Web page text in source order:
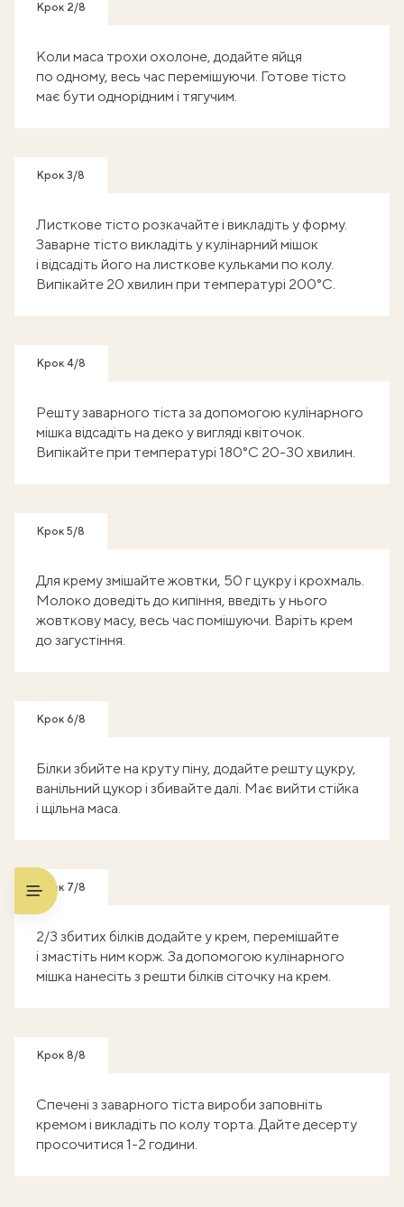
Крок 2/8
Коли маса трохи охолоне, додайте яйця
по одному, весь час перемішуючи. Готове тісто
має бути однорідним і тягучим.
Крок 3/8
Листкове тісто розкачайте і викладіть у форму.
Заварне тісто викладіть у кулінарний мішок
і відсадіть його на листкове кульками по колу.
Випікайте 20 хвилин при температурі 200°C.
Крок 4/8
Решту заварного тіста за допомогою кулінарного
мішка відсадіть на деко у вигляді квіточок.
Випікайте при температурі 180°C 20-30 хвилин.
Крок 5/8
Для крему змішайте жовтки, 50 г цукру і крохмаль.
Молоко доведіть до кипіння, введіть у нього
жовткову масу, весь час помішуючи. Варіть крем
до загустіння.
Крок 6/8
Білки збийте на круту піну, додайте решту цукру,
ванільний цукор і збивайте далі. Має вийти стійка
і щільна маса.
Крок 7/8
2/3 збитих білків додайте у крем, перемішайте
і змастіть ним корж. За допомогою кулінарного
мішка нанесіть з решти білків сіточку на крем.
Крок 8/8
Спечені з заварного тіста вироби заповніть
кремом і викладіть по колу торта. Дайте десерту
просочитися 1-2 години.